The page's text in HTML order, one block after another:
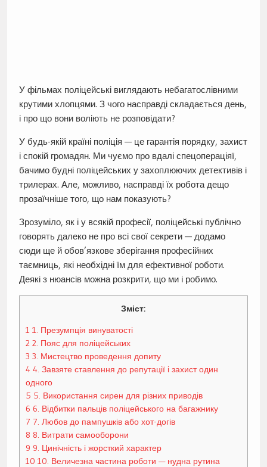
У фільмах поліцейські виглядають небагатослівними
крутими хлопцями. З чого насправді складається день,
і про що вони воліють не розповідати?
У будь-якій країні поліція — це гарантія порядку, захист
і спокій громадян. Ми чуємо про вдалі спецопераціяї,
бачимо будні поліцейських у захоплюючих детективів і
трилерах. Але, можливо, насправді їх робота дещо
прозаїчніше того, що нам показують?
Зрозуміло, як і у всякій професії, поліцейські публічно
говорять далеко не про всі свої секрети — додамо
сюди ще й обов’язкове зберігання професійних
таємниць, які необхідні їм для ефективної роботи.
Деякі з нюансів можна розкрити, що ми і робимо.
Зміст:
1 1. Презумпція винуватості
22. Пояс для поліцейських
3 3. Мистецтво проведення допиту
4 4. Завзяте ставлення до репутації і захист один
одного
5 5. Використання сирен для різних приводів
6 6. Відбитки пальців поліцейського на багажнику
7 7. Любов до пампушків або хот-догів
8 8. Витрати самооборони
9 9. Цинічність і жорсткий характер
10 10. Величезна частина роботи — нудна рутина